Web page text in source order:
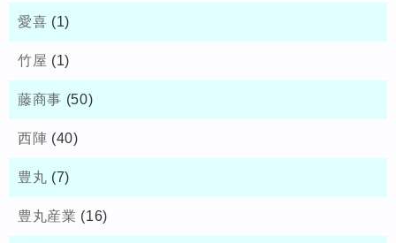
愛喜 (1)
竹屋 (1)
藤商事 (50)
西陣 (40)
豊丸 (7)
豊丸産業 (16)